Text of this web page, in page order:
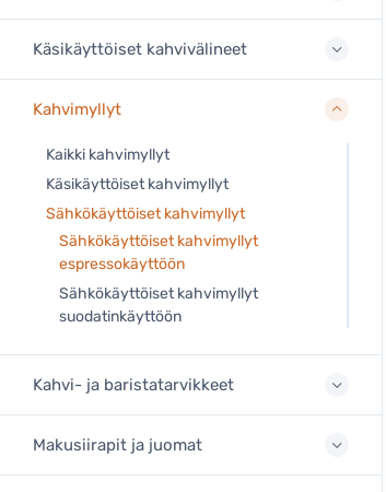
Käsikäyttöiset kahvivälineet
Kahvimyllyt
Kaikki kahvimyllyt
Käsikäyttöiset kahvimyllyt
Sähkökäyttöiset kahvimyllyt
Sähkökäyttöiset kahvimyllyt
espressokäyttöön
Sähkökäyttöiset kahvimyllyt
suodatinkäyttöön
Kahvi- ja baristatarvikkeet
Makusiirapit ja juomat